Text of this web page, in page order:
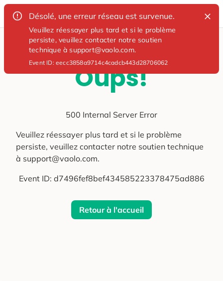
Désolé, une erreur réseau est survenue.
Veuillez réessayer plus tard et si le problème
persiste, veuillez contacter notre soutien
technique à support@vaolo.com.
Event ID:eecc3858a9714c4cadcb443d28706062
Oups!
500 Internal Server Error
Veuillez réessayer plus tard et si le problème
persiste, veuillez contacter notre soutien technique
à support@vaolo.com.
Event ID: d7496fef8bef434585223378475ad886
Retour à l'accueil